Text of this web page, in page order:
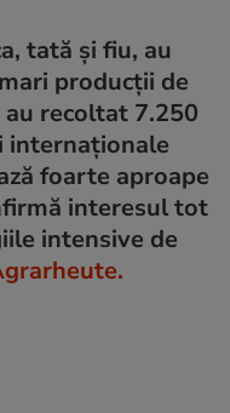
tată și fiu, au
producții de
recoltat 7.250
internaționale
foarte aproape
interesul tot
intensive de